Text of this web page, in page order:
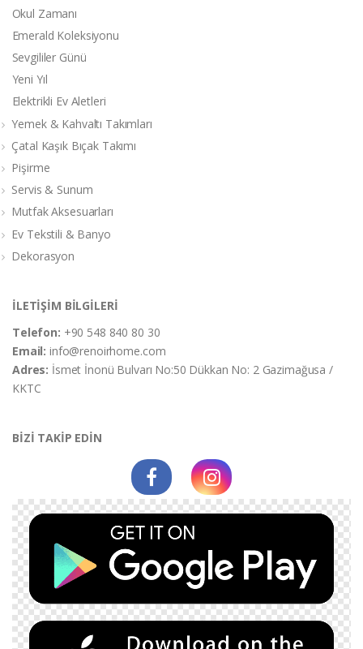
Okul Zamanı
Emerald Koleksiyonu
Sevgililer Günü
Yeni Yıl
Elektrikli Ev Aletleri
Yemek & Kahvaltı Takımları
Çatal Kaşık Bıçak Takımı
Pişirme
Servis & Sunum
Mutfak Aksesuarları
Ev Tekstili & Banyo
Dekorasyon
İLETİŞİM BİLGİLERİ
Telefon: +90 548 840 80 30
Email:info@renoirhome.com
Adres: İsmet İnonü Bulvarı No:50 Dükkan No: 2 Gazimağusa /
KKTC
BİZİ TAKİP EDİN